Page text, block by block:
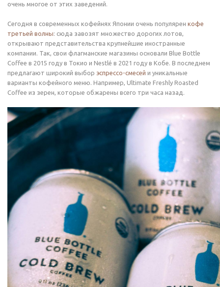
очень многое от этих заведений.
Сегодня в современных кофейнях Японии очень популярен кофе
третьей волны: сюда завозят множество дорогих лотов,
открывают представительства крупнейшие иностранные
компании. Так, свои флагманские магазины основали Blue Bottle
Coffee в 2015 году в Токио и Nestlé в 2021 году в Кобе. В последнем
предлагают широкий выбор эспрессо-смесей и уникальные
варианты кофейного меню. Например, Ultimate Freshly Roasted
Coffee из зерен, которые обжарены всего три часа назад.